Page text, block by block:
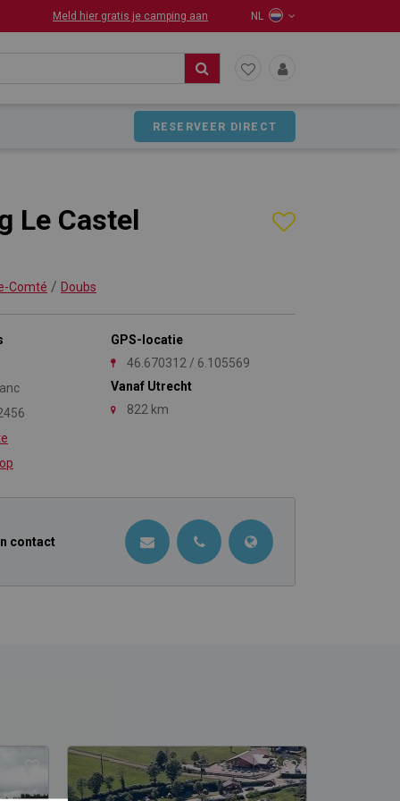
Meld hier gratis je camping aan NL
RESERVEER DIRECT
Le Castel
Comté / Doubs
GPS-locatie
46.670312 / 6.105569
Vanaf Utrecht
822 km
contact